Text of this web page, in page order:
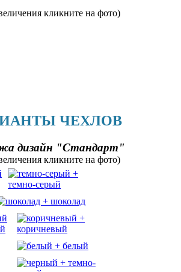
кликните на фото)
ЧЕХЛОВ
дизайн "Стандарт"
кликните на фото)